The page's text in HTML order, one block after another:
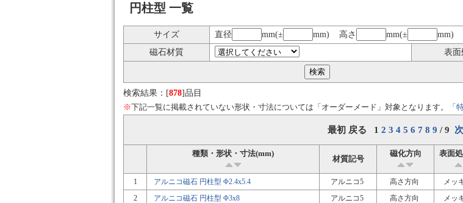
円柱型 一覧
サイズ 直径 mm(± mm) 高さ mm(±
mm)
磁石材質
表面
検索結果：[878]品目
※下記一覧に掲載されていない形状・寸法については「オーダーメード」対象となります。 「
最初 戻る 1 2 3 4 5 6 7 8 9 / 9
種類・形状・寸法(mm)
材質記号
磁化方向 表面
1 アルニコ磁石 円柱型 Φ2.4x5.4 アルニコ5 高さ方向 メッ
2
アルニコ磁石 円柱型 Φ3x8 アルニコ5 高さ方向 メッ